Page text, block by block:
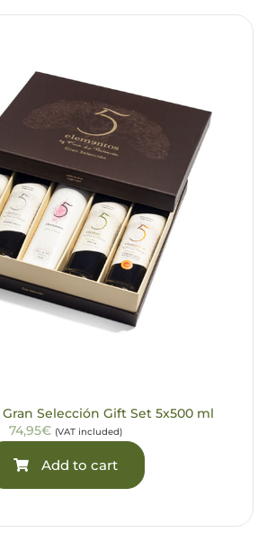
Selección Gift Set 5x500 ml
74,95€ (VAT included)
Add to cart